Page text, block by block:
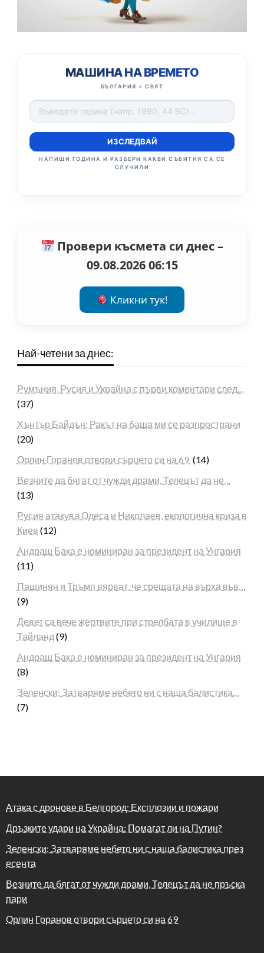
МАШИНА НА ВРЕМЕТО
БЪЛГАРИЯ + СВЯТ
ИЗСЛЕДВАЙ
НАПИШИ ГОДИНА И РАЗБЕРИ КАКВИ СЪБИТИЯ СА СЕ
СЛУЧИЛИ
Провери късмета си днес –
09.08.2026 06:15
Кликни тук!
Най-четени за днес:
Румъния, Русия и Украйна с първи коментари след…
(37)
Хънтър Байдън: Ракът на баща ми се разпространи
(20)
Орлин Горанов отвори сърцето си на 69 (14)
Везните да бягат от чужди драми, Телецът да не…
(13)
Русия атакува Одеса и Николаев, екологична криза в
Киев (12)
Андраш Бака е номиниран за президент на Унгария
(11)
Пашинян и Тръмп вярват, че срещата на върха във…
(9)
Девет са вече жертвите при стрелбата в училище в
Тайланд (9)
Андраш Бака е номиниран за президент на Унгария
(8)
Зеленски: Затваряме небето ни с наша балистика…
(7)
Атака с дронове в Белгород: Експлозии и пожари
Дръзките удари на Украйна: Помагат ли на Путин?
Зеленски: Затваряме небето ни с наша балистика през
есента
Везните да бягат от чужди драми, Телецът да не пръска
пари
Орлин Горанов отвори сърцето си на 69